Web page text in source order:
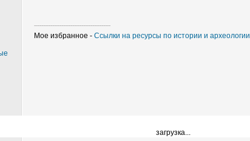
------------------------------------------
Мое избранное - Ссылки на ресурсы по истории и археологии
загрузка...